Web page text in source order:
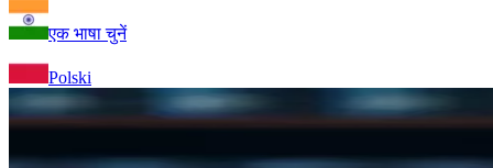
एक भाषा चुनें
Polski